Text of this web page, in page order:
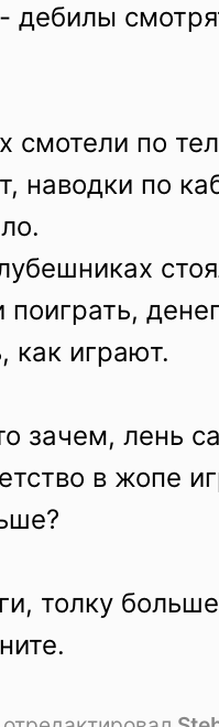
дебилы
смотели по
наводки по
как играют.
зачем, лень
в жопе
толку